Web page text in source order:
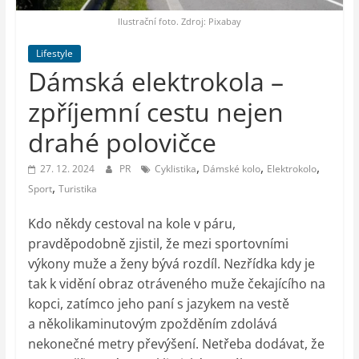
vesmír
Ilustrační foto. Zdroj: Pixabay
Lifestyle
Dámská elektrokola –
zpříjemní cestu nejen
drahé polovičce
27. 12. 2024 PR Cyklistika, Dámské kolo, Elektrokolo,
Sport, Turistika
Kdo někdy cestoval na kole v páru,
pravděpodobně zjistil, že mezi sportovními
výkony muže a ženy bývá rozdíl. Nezřídka kdy je
tak k vidění obraz otráveného muže čekajícího na
kopci, zatímco jeho paní s jazykem na vestě
a několikaminutovým zpožděním zdolává
nekonečné metry převýšení. Netřeba dodávat, že